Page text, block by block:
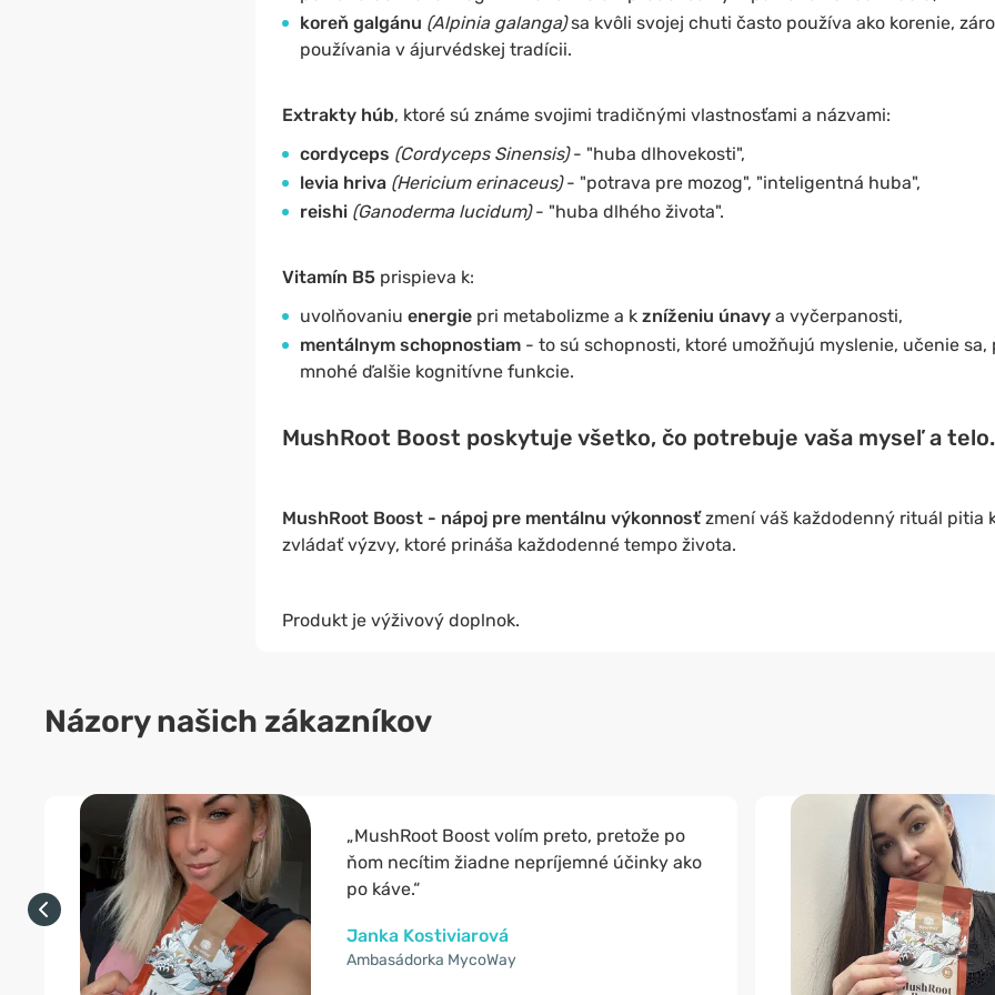
koreň galgánu (Alpinia galanga)sa kvôli svojej chuti často používa ako korenie,
používania v ájurvédskej tradícii.
Extrakty húb, ktoré sú známe svojimi tradičnými vlastnosťami a názvami:
cordyceps (Cordyceps Sinensis)- "huba dlhovekosti",
levia hriva (Hericium erinaceus)- "potrava pre mozog", "inteligentná huba",
reishi (Ganoderma lucidum)- "huba dlhého života".
Vitamín B5prispieva k:
uvolňovaniu energiepri metabolizme a k zníženiu únavya vyčerpanosti,
mentálnym schopnostiam- to sú schopnosti, ktoré umožňujú myslenie, učenie sa,
mnohé ďalšie kognitívne funkcie.
MushRoot Boost poskytuje všetko, čo potrebuje vaša myseľ a telo.
MushRoot Boost - nápoj pre mentálnu výkonnosťzmení váš každodenný rituál pitia
zvládať výzvy, ktoré prináša každodenné tempo života.
Produkt je výživový doplnok.
Názory našich zákazníkov
„MushRoot Boost volím preto, pretože po
ňom necítim žiadne nepríjemné účinky ako
po káve.“
Janka Kostiviarová
Ambasádorka MycoWay